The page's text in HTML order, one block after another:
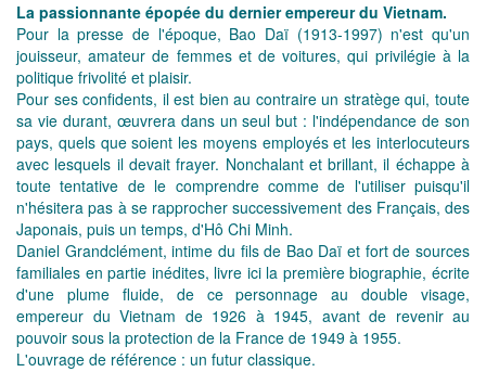
La passionnante épopée du dernier empereur du Vietnam.
Pour la presse de l'époque, Bao Daï (1913-1997) n'est qu'un
jouisseur, amateur de femmes et de voitures, qui privilégie à la
politique frivolité et plaisir.
Pour ses confidents, il est bien au contraire un stratège qui, toute
sa vie durant, œuvrera dans un seul but : l'indépendance de son
pays, quels que soient les moyens employés et les interlocuteurs
avec lesquels il devait frayer. Nonchalant et brillant, il échappe à
toute tentative de le comprendre comme de l'utiliser puisqu'il
n'hésitera pas à se rapprocher successivement des Français, des
Japonais, puis un temps, d'Hô Chi Minh.
Daniel Grandclément, intime du fils de Bao Daï et fort de sources
familiales en partie inédites, livre ici la première biographie, écrite
d'une plume fluide, de ce personnage au double visage,
empereur du Vietnam de 1926 à 1945, avant de revenir au
pouvoir sous la protection de la France de 1949 à 1955.
L'ouvrage de référence : un futur classique.